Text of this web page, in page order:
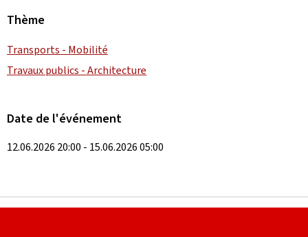
Thème
Transports - Mobilité
Travaux publics - Architecture
Date de l'événement
12.06.2026 20:00 - 15.06.2026 05:00